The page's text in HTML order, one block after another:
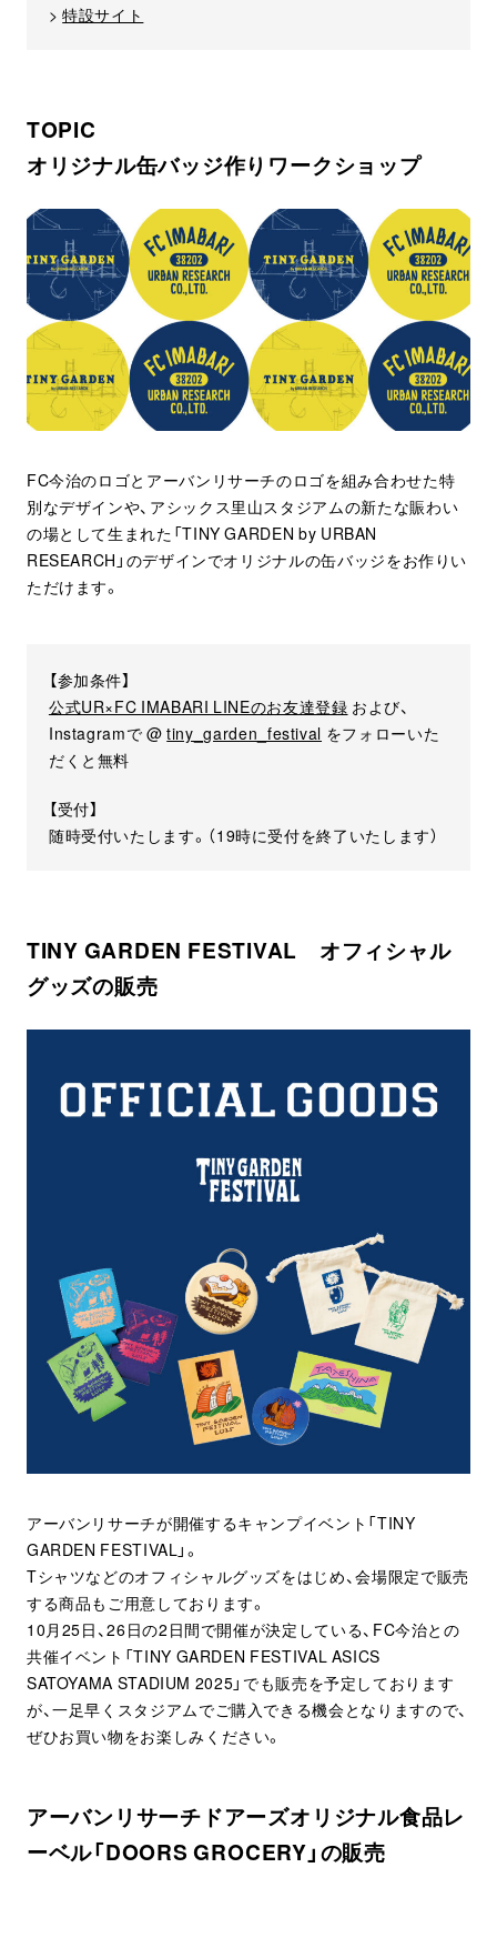
>特設サイト
TOPIC
オリジナル缶バッジ作りワークショップ
FC今治のロゴとアーバンリサーチのロゴを組み合わせた特
別なデザインや、アシックス里山スタジアムの新たな賑わい
の場として生まれた「TINY GARDEN by URBAN
RESEARCH」のデザインでオリジナルの缶バッジをお作りい
ただけます。
【参加条件】
公式UR×FC IMABARI LINEのお友達登録 および、
Instagramで @tiny_garden_festival をフォローいた
だくと無料
【受付】
随時受付いたします。（19時に受付を終了いたします）
TINY GARDEN FESTIVAL オフィシャル
グッズの販売
アーバンリサーチが開催するキャンプイベント「TINY
GARDEN FESTIVAL」。
Tシャツなどのオフィシャルグッズをはじめ、会場限定で販売
する商品もご用意しております。
10月25日、26日の2日間で開催が決定している、FC今治との
共催イベント「TINY GARDEN FESTIVAL ASICS
SATOYAMA STADIUM 2025」でも販売を予定しております
が、一足早くスタジアムでご購入できる機会となりますので、
ぜひお買い物をお楽しみください。
アーバンリサーチドアーズオリジナル食品レ
ーベル「DOORS GROCERY」の販売